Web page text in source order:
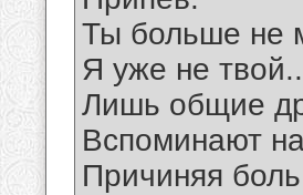
Ты больше не
Я уже не
Лишь общие
Вспоминают
Причиняя боль